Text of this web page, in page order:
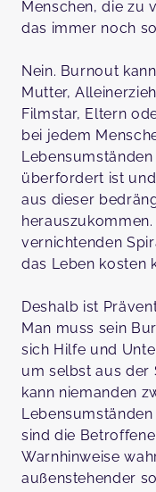
Menschen, die zu
das immer noch
Nein. Burnout
Mutter,
Filmstar, Eltern
bei jedem
überfordert ist
aus dieser
vernichtenden
das Leben kosten
Deshalb ist
Man muss sein
sich Hilfe und
um selbst aus der
kann niemanden
sind die
Warnhinweise
außenstehender